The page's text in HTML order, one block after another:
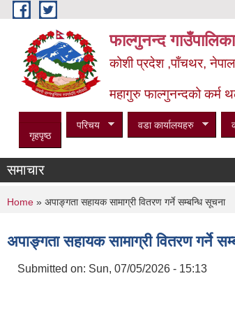
Skip to main content
फाल्गुनन्द
कोशी प्रदेश ,पाँचथर, नेपाल
महागुरु फाल्गुनन्दको कर्म
गृहपृष्ठ
परिचय वडा कार्यालयहरु
समाचार
You are here
Home » अपाङ्गता सहायक सामाग्री वितरण गर्ने सम्बन्धि सूचना
अपाङ्गता सहायक सामाग्री वितरण गर्ने
Submitted on: Sun, 07/05/2026 - 15:13